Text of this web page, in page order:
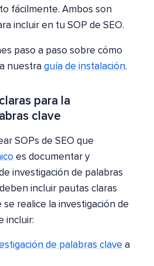
fácilmente. Ambos son
incluir en tu SOP de SEO.
paso a paso sobre cómo
nuestra guía de instalación.
para la
clave
SOPs de SEO que
es documentar y
investigación de palabras
incluir pautas claras
realice la investigación de
incluir:
de palabras clave a